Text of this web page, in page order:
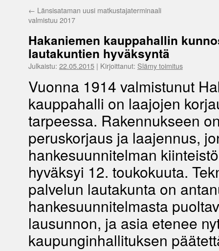
← Länsisataman uusi matkustajaterminaali
valmistuu 2017
Hakaniemen kauppahallin
lautakuntien hyväksyntä
Julkaistu: 22.05.2015| Kirjoittanut: Slämy toimitus
Vuonna 1914 valmistunut
kauppahalli on laajojen
tarpeessa. Rakennukseen
peruskorjaus ja laajennus,
hankesuunnitelman
hyväksyi 12. toukokuuta.
palvelun lautakunta on
hankesuunnitelmasta
lausunnon, ja asia etenee
kaupunginhallituksen